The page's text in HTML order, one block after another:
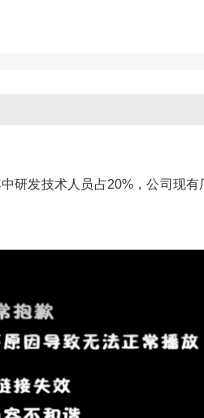
研发技术人员占20%，公司现